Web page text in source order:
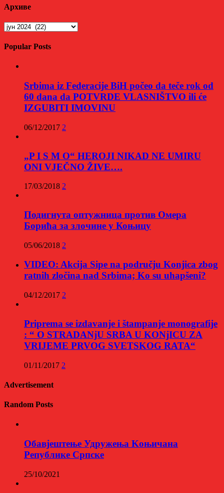
Архиве
Архиве
Popular Posts
Srbima iz Federacije BiH počeo da teče rok od
60 dana da POTVRDE VLASNIŠTVO ili će
IZGUBITI IMOVINU
06/12/2017 2
„P I S M O“ HEROJI NIKAD NE UMIRU
ONI VJEČNO ŽIVE….
17/03/2018 2
Подигнута оптужница против Омера
Борића за злочине у Коњицу
05/06/2018 2
VIDEO: Akcija Sipe na području Konjica zbog
ratnih zločina nad Srbima; Ko su uhapšeni?
04/12/2017 2
Priprema se izdavanje i štampanje monografije
: “ O STRADANjU SRBA U KONjICU ZA
VRIJEME PRVOG SVETSKOG RATA“
01/11/2017 2
Advertisement
Random Posts
Обавјештење Удружења Kоњичана
Републике Српске
25/10/2021